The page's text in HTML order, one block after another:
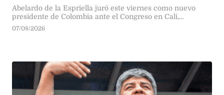
Abelardo de la Espriella juró este viernes como nuevo
presidente de Colombia ante el Congreso en Cali,
marcando un cambio de rumbo político e iniciando su
07/08/2026